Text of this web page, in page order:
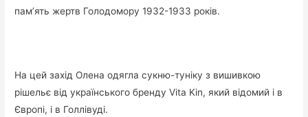
пам’ять жертв Голодомору 1932-1933 років.
На цей захід Олена одягла сукню-туніку з вишивкою
рішельє від українського бренду Vita Kin, який відомий і в
Європі, і в Голлівуді.